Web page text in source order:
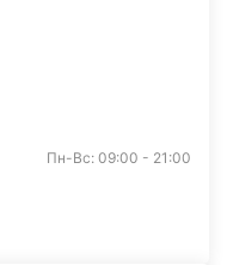
Пн-Вс: 09:00 - 21:00